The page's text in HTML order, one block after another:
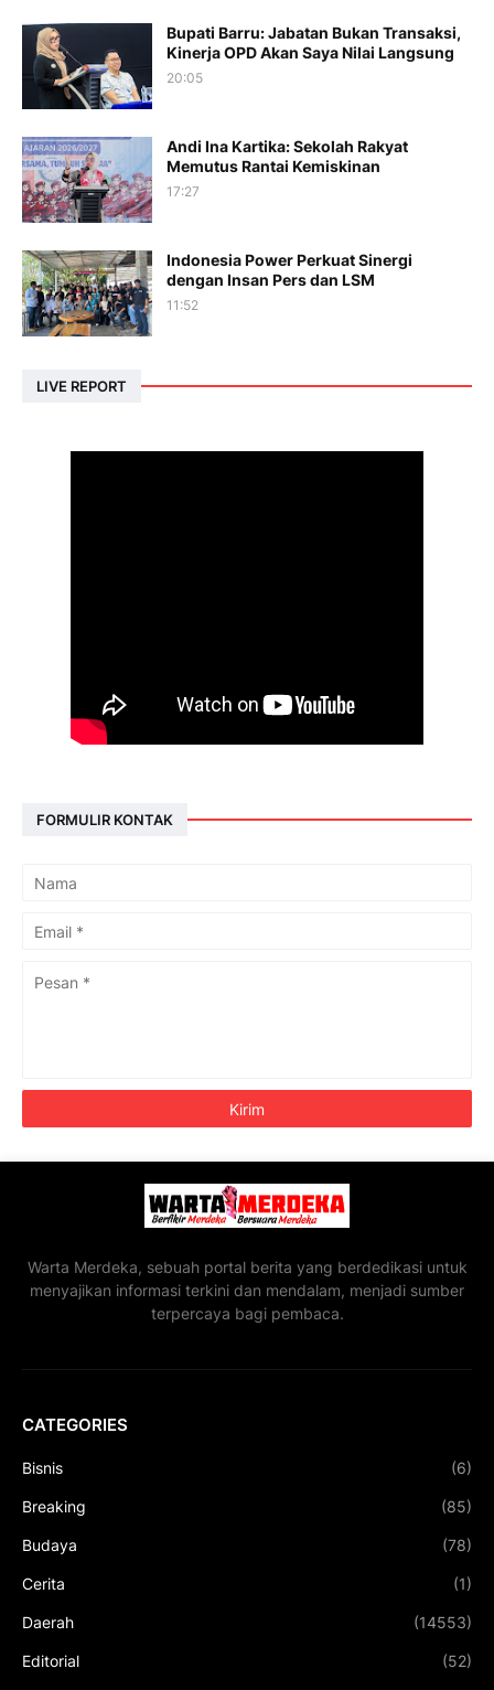
Bupati Barru: Jabatan Bukan Transaksi,
Kinerja OPD Akan Saya Nilai Langsung
20:05
Andi Ina Kartika: Sekolah Rakyat
Memutus Rantai Kemiskinan
17:27
Indonesia Power Perkuat Sinergi
dengan Insan Pers dan LSM
11:52
LIVE REPORT
FORMULIR KONTAK
Warta Merdeka, sebuah portal berita yang berdedikasi untuk
menyajikan informasi terkini dan mendalam, menjadi sumber
terpercaya bagi pembaca.
CATEGORIES
Bisnis (6)
Breaking (85)
Budaya (78)
Cerita (1)
Daerah (14553)
Editorial (52)